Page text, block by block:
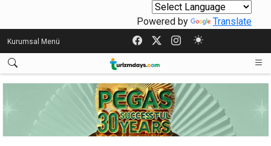
Powered by Translate
Kurumsal Menü